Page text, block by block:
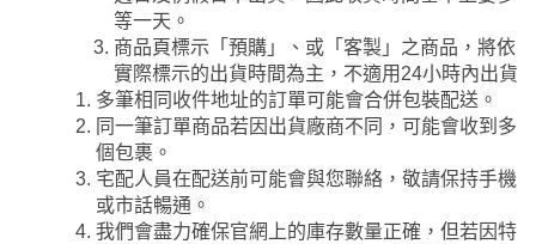
等一天。
商品頁標示「預購」、或「客製」之商品，將依
實際標示的出貨時間為主，不適用24小時內出貨
多筆相同收件地址的訂單可能會合併包裝配送。
同一筆訂單商品若因出貨廠商不同，可能會收到多
個包裹。
宅配人員在配送前可能會與您聯絡，敬請保持手機
或市話暢通。
我們會盡力確保官網上的庫存數量正確，但若因特